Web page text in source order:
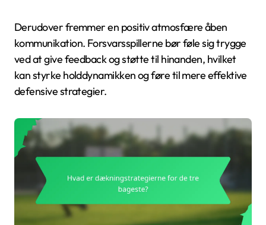
Derudover fremmer en positiv atmosfære åben
kommunikation. Forsvarsspillerne bør føle sig trygge
ved at give feedback og støtte til hinanden, hvilket
kan styrke holddynamikken og føre til mere effektive
defensive strategier.